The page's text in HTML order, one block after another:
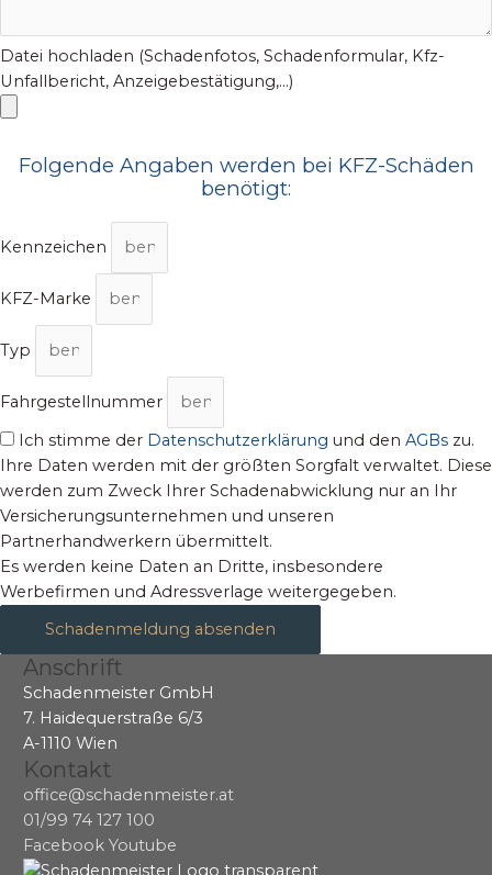
Datei hochladen (Schadenfotos, Schadenformular, Kfz-
Unfallbericht, Anzeigebestätigung,...)
Folgende Angaben werden bei KFZ-Schäden
benötigt:
Kennzeichen
KFZ-Marke
Typ
Fahrgestellnummer
Ich stimme der Datenschutzerklärung und den AGBs zu.
Ihre Daten werden mit der größten Sorgfalt verwaltet. Diese
werden zum Zweck Ihrer Schadenabwicklung nur an Ihr
Versicherungsunternehmen und unseren
Partnerhandwerkern übermittelt.
Es werden keine Daten an Dritte, insbesondere
Werbefirmen und Adressverlage weitergegeben.
Schadenmeldung absenden
Anschrift
Schadenmeister GmbH
7. Haidequerstraße 6/3
A-1110 Wien
Kontakt
office@schadenmeister.at
01/99 74 127 100
Facebook Youtube